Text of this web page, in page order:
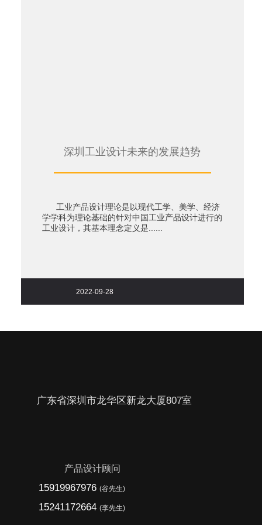
深圳工业设计未来的发展趋势
工业产品设计理论是以现代工学、美学、经济
学学科为理论基础的针对中国工业产品设计进行的
工业设计，其基本理念定义是......
2022-09-28
广东省深圳市龙华区新龙大厦807室
产品设计顾问
15919967976 (谷先生)
15241172664 (李先生)